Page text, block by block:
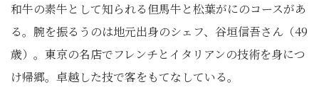
和牛の素牛として知られる但馬牛と松葉がにのコースがあ
る。腕を振るうのは地元出身のシェフ、谷垣信吾さん（49
歳）。東京の名店でフレンチとイタリアンの技術を身につ
け帰郷。卓越した技で客をもてなしている。